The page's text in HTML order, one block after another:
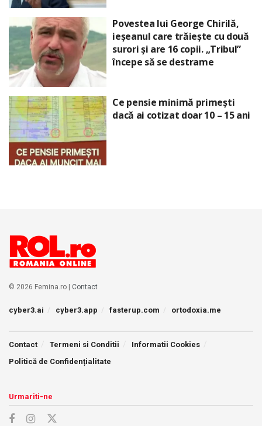
Povestea lui George Chirilă,
ieșeanul care trăiește cu două
surori și are 16 copii. „Tribul”
începe să se destrame
Ce pensie minimă primești
dacă ai cotizat doar 10 – 15 ani
© 2026 Femina.ro | Contact
cyber3.ai cyber3.app fasterup.com ortodoxia.me
Contact Termeni si Conditii
Informatii Cookies
Politică de Confidențialitate
Urmariti-ne